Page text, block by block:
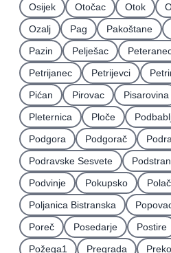
Osijek
Otočac Otok
Ozalj
Pag Pakoštane
Pazin
Pelješac
Petrijanec
Petrijevci
Pićan
Pirovac Pisarovina
Pleternica
Ploče
Podgora
Podgorač
Podravske Sesvete
Podvinje
Pokupsko
Poljanica Bistranska
Poreč
Posedarje Postire
Požega1
Pregrada Preko